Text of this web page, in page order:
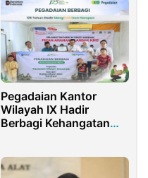
Pegadaian Kantor
Wilayah IX Hadir
Berbagi Kehangatan